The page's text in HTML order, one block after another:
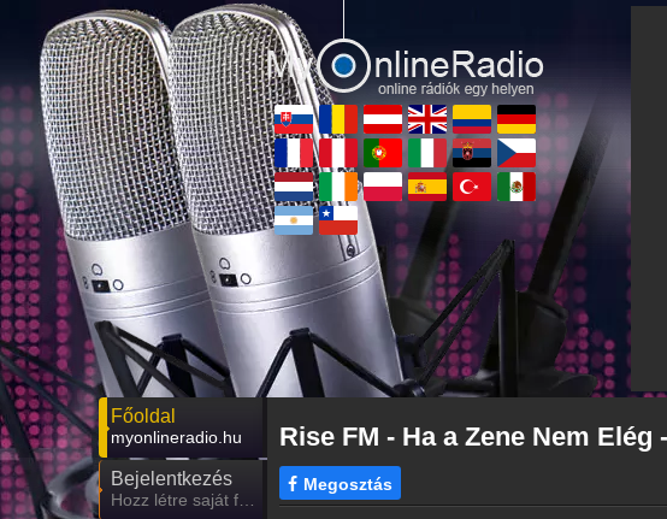
Főoldal
myonlineradio.hu
Bejelentkezés
Hozz létre saját fiókot!
Rise FM - Ha a Zene Nem Elég
Megosztás